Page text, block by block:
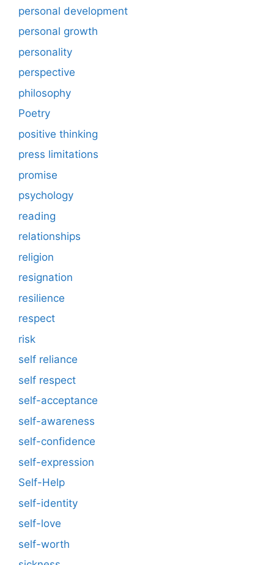
personal development
personal growth
personality
perspective
philosophy
Poetry
positive thinking
press limitations
promise
psychology
reading
relationships
religion
resignation
resilience
respect
risk
self reliance
self respect
self-acceptance
self-awareness
self-confidence
self-expression
Self-Help
self-identity
self-love
self-worth